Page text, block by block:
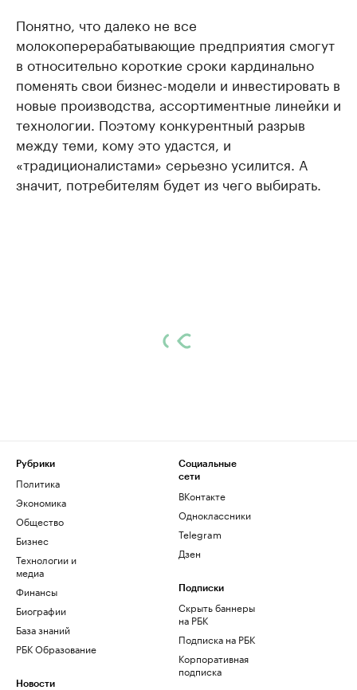
Понятно, что далеко не все
молокоперерабатывающие предприятия смогут
в относительно короткие сроки кардинально
поменять свои бизнес-модели и инвестировать в
новые производства, ассортиментные линейки и
технологии. Поэтому конкурентный разрыв
между теми, кому это удастся, и
«традиционалистами» серьезно усилится. А
значит, потребителям будет из чего выбирать.
Рубрики
Политика
Экономика
Общество
Бизнес
Технологии и
медиа
Финансы
Биографии
База знаний
РБК Образование
Новости
Социальные
сети
ВКонтакте
Одноклассники
Telegram
Дзен
Подписки
Скрыть баннеры
на РБК
Подписка на РБК
Корпоративная
подписка